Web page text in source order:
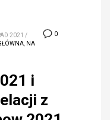
0
2021 /
NA
i
z